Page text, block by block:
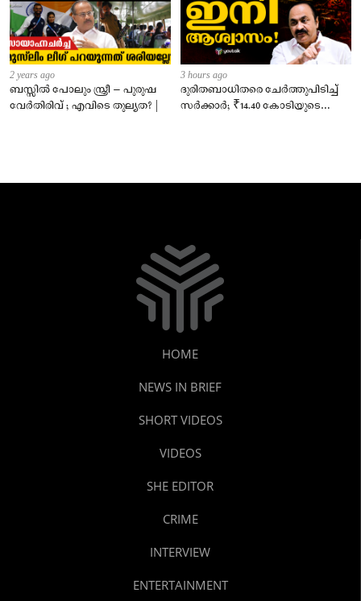
2 years ago
ബസ്സിൽ പോലും സ്ത്രീ – പുരുഷ
വേർതിരിവ് ; എവിടെ തുല്യത? |
3 hours ago
ദുരിതബാധിതരെ ചേർത്തുപിടിച്ച്
സർക്കാർ; ₹14.40 കോടിയുടെ
HOME
NEWS IN BRIEF
SHORT VIDEOS
VIDEOS
SHE EDITOR
CRIME
INTERVIEW
ENTERTAINMENT